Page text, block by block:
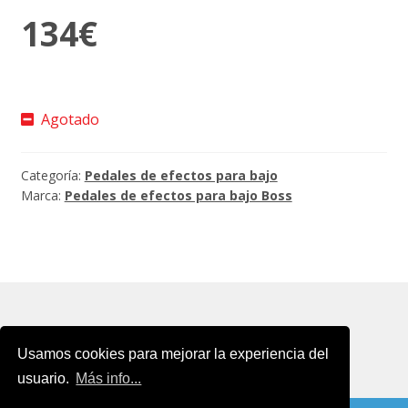
Usamos cookies para mejorar la experiencia del
usuario. Más info...
134€
Agotado
Categoría: Pedales de efectos para bajo
Marca: Pedales de efectos para bajo Boss